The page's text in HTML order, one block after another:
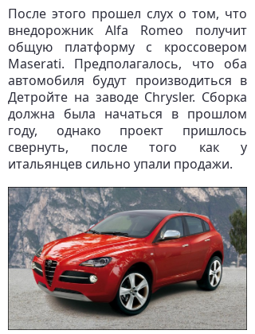
После этого прошел слух о том, что
внедорожник Alfa Romeo получит
общую платформу с кроссовером
Maserati. Предполагалось, что оба
автомобиля будут производиться в
Детройте на заводе Chrysler. Сборка
должна была начаться в прошлом
году, однако проект пришлось
свернуть, после того как у
итальянцев сильно упали продажи.